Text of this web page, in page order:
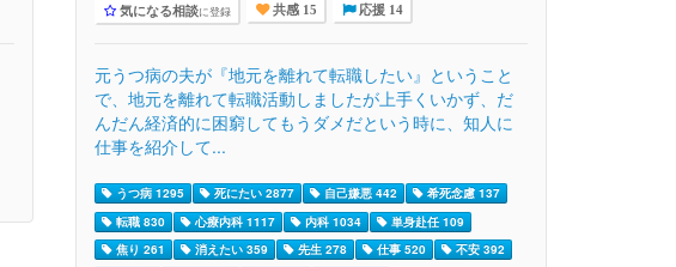
気になる相談に登録 共感 15 応援 14
元うつ病の夫が『地元を離れて転職したい』ということ
で、地元を離れて転職活動しましたが上手くいかず、だ
んだん経済的に困窮してもうダメだという時に、知人に
仕事を紹介して...
うつ病 1295 死にたい 2877 自己嫌悪 442
希死念慮 137
転職 830
心療内科 1117 内科 1034
単身赴任 109
焦り 261
消えたい 359 先生 278 仕事 520
不安 392